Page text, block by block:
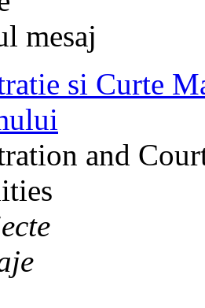
mesaj
si Curte
and